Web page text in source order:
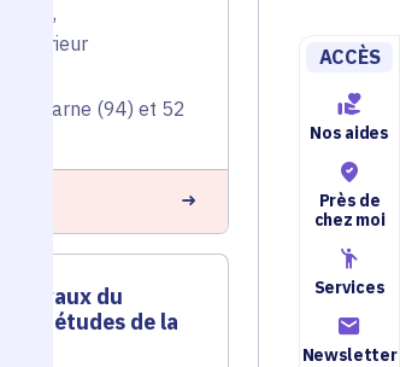
ACCÈS
Nos aides
Près de
chez moi
Services
Newsletter
Lycée,
supérieur
sur-Marne (94) et 52
Travaux du
4 et études de la